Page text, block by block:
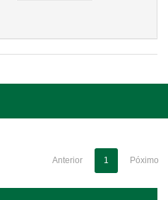
Anterior 1 Póximo